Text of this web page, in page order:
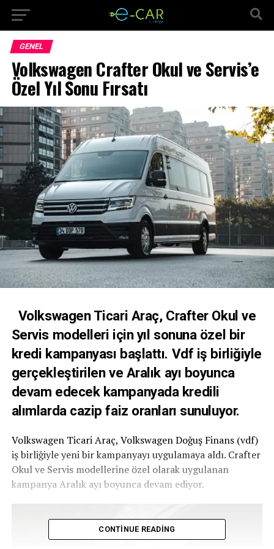
GENEL
Volkswagen Crafter Okul ve Servis’e
Özel Yıl Sonu Fırsatı
Volkswagen Ticari Araç, Crafter Okul ve
Servis modelleri için yıl sonuna özel bir
kredi kampanyası başlattı. Vdf iş birliğiyle
gerçekleştirilen ve Aralık ayı boyunca
devam edecek kampanyada kredili
alımlarda cazip faiz oranları sunuluyor.
Volkswagen Ticari Araç, Volkswagen Doğuş Finans (vdf)
iş birliğiyle yeni bir kampanyayı uygulamaya aldı. Crafter
Okul ve Servis modellerine özel olarak uygulanan
kampanya Aralık ayı boyunca devam ediyor.
CONTINUE READING